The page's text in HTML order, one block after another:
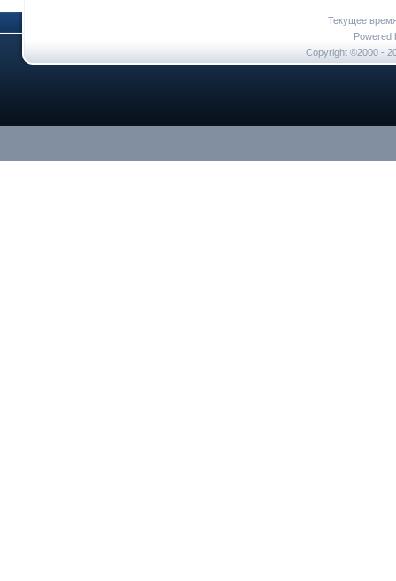
Текущее
Powered
Copyright ©2000 -